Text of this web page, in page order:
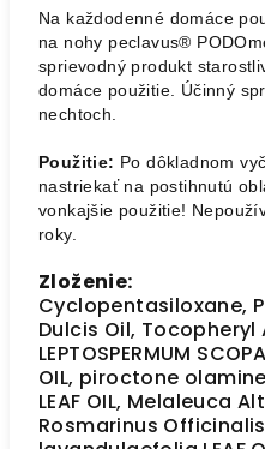
Na každodenné domáce
na nohy peclavus®
sprievodný produkt
domáce použitie. Účinný
nechtoch.
Použitie: Po dôkladnom
nastriekať na postihnutú
vonkajšie použitie!
roky.
Zloženie:
Cyclopentasiloxane,
Dulcis Oil,
LEPTOSPERMUM
OIL, piroctone
LEAF OIL, Melaleuca
Rosmarinus Officinalis